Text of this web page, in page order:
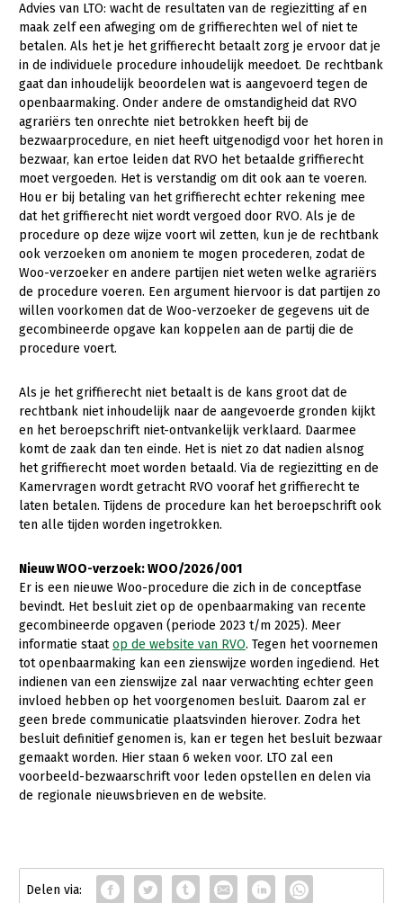
Schapenhouderij
Varkenshouderij
Vleesveehouderij
Paddenstoelen
Vollegrondsgroente
Over LTO
LTO Nederland
Mensen
Bestuur en Directie
Medewerkers
Vakgroepbestuurders
Jaarverslag 2023
Vacatures
Pers
Contact
Advies van LTO: wacht de resultaten van de regiezitting af en
maak zelf een afweging om de griffierechten wel of niet te
betalen. Als het je het griffierecht betaalt zorg je ervoor dat je
in de individuele procedure inhoudelijk meedoet. De rechtbank
gaat dan inhoudelijk beoordelen wat is aangevoerd tegen de
openbaarmaking. Onder andere de omstandigheid dat RVO
agrariërs ten onrechte niet betrokken heeft bij de
bezwaarprocedure, en niet heeft uitgenodigd voor het horen in
bezwaar, kan ertoe leiden dat RVO het betaalde griffierecht
moet vergoeden. Het is verstandig om dit ook aan te voeren.
Hou er bij betaling van het griffierecht echter rekening mee
dat het griffierecht niet wordt vergoed door RVO. Als je de
procedure op deze wijze voort wil zetten, kun je de rechtbank
ook verzoeken om anoniem te mogen procederen, zodat de
Woo-verzoeker en andere partijen niet weten welke agrariërs
de procedure voeren. Een argument hiervoor is dat partijen zo
willen voorkomen dat de Woo-verzoeker de gegevens uit de
gecombineerde opgave kan koppelen aan de partij die de
procedure voert.
Als je het griffierecht niet betaalt is de kans groot dat de
rechtbank niet inhoudelijk naar de aangevoerde gronden kijkt
en het beroepschrift niet-ontvankelijk verklaard. Daarmee
komt de zaak dan ten einde. Het is niet zo dat nadien alsnog
het griffierecht moet worden betaald. Via de regiezitting en de
Kamervragen wordt getracht RVO vooraf het griffierecht te
laten betalen. Tijdens de procedure kan het beroepschrift ook
ten alle tijden worden ingetrokken.
Nieuw WOO-verzoek: WOO/2026/001
Er is een nieuwe Woo-procedure die zich in de conceptfase
bevindt. Het besluit ziet op de openbaarmaking van recente
gecombineerde opgaven (periode 2023 t/m 2025). Meer
informatie staatop de website van RVO. Tegen het voornemen
tot openbaarmaking kan een zienswijze worden ingediend. Het
indienen van een zienswijze zal naar verwachting echter geen
invloed hebben op het voorgenomen besluit. Daarom zal er
geen brede communicatie plaatsvinden hierover. Zodra het
besluit definitief genomen is, kan er tegen het besluit bezwaar
gemaakt worden. Hier staan 6 weken voor. LTO zal een
voorbeeld-bezwaarschrift voor leden opstellen en delen via
de regionale nieuwsbrieven en de website.